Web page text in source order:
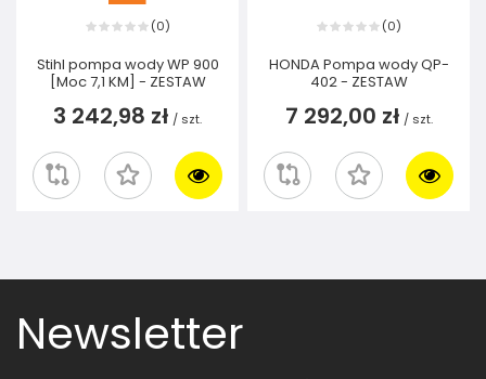
(0)
Stihl pompa wody WP 900
[Moc 7,1 KM] - ZESTAW
3 242,98 zł / szt.
(0)
HONDA Pompa wody QP-
402 - ZESTAW
7 292,00 zł / szt.
Newsletter